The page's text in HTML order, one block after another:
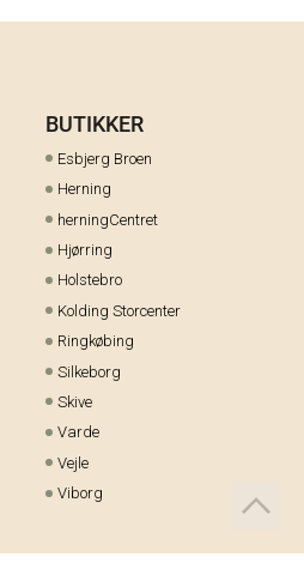
BUTIKKER
Esbjerg Broen
Herning
herningCentret
Hjørring
Holstebro
Kolding Storcenter
Ringkøbing
Silkeborg
Skive
Varde
Vejle
Viborg